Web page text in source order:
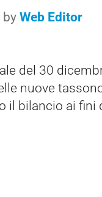
by Web Editor
del 30
nuove
il bilancio ai fini